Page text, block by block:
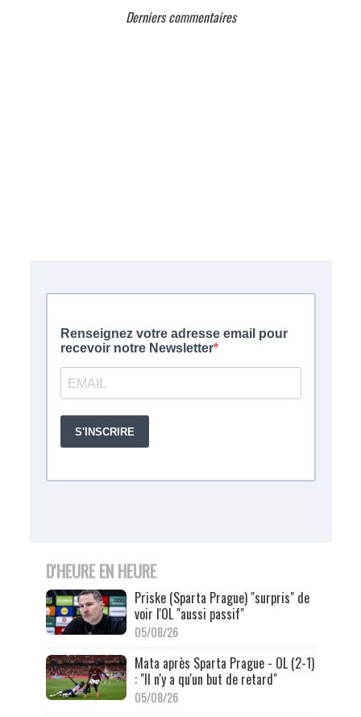
Derniers commentaires
D'HEURE EN HEURE
Priske (Sparta Prague) "surpris" de
voir l'OL "aussi passif"
05/08/26
Mata après Sparta Prague - OL (2-1)
: "Il n'y a qu'un but de retard"
05/08/26